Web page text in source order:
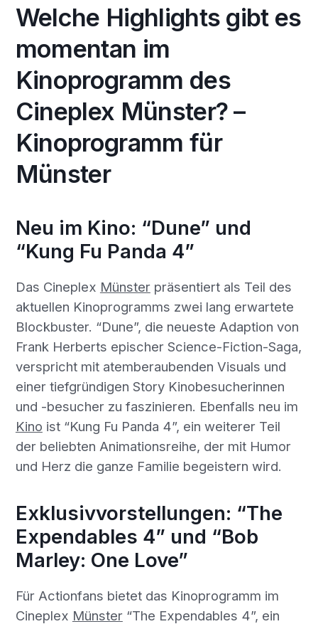
Welche Highlights gibt es
momentan im
Kinoprogramm des
Cineplex Münster? –
Kinoprogramm für
Münster
Neu im Kino: “Dune” und
“Kung Fu Panda 4”
Das Cineplex Münsterpräsentiert als Teil des
aktuellen Kinoprogramms zwei lang erwartete
Blockbuster. “Dune”, die neueste Adaption von
Frank Herberts epischer Science-Fiction-Saga,
verspricht mit atemberaubenden Visuals und
einer tiefgründigen Story Kinobesucherinnen
und -besucher zu faszinieren. Ebenfalls neu im
Kino ist “Kung Fu Panda 4”, ein weiterer Teil
der beliebten Animationsreihe, der mit Humor
und Herz die ganze Familie begeistern wird.
Exklusivvorstellungen: “The
Expendables 4” und “Bob
Marley: One Love”
Für Actionfans bietet das Kinoprogramm im
Cineplex Münster“The Expendables 4”, ein